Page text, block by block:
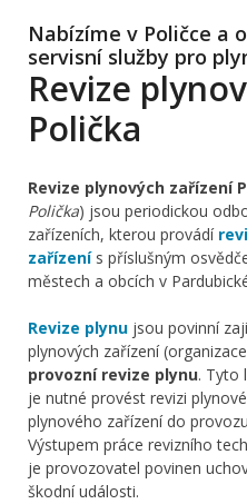
Nabízíme v Poličce a
servisní služby pro
Revize
Polička
Revize plynových zařízení
Polička) jsou periodickou
zařízeních, kterou provádí
zařízenís příslušným
městech a obcích v
Revize plynu jsou povinní
plynových zařízení
provozní revize plynu. Tyto
je nutné provést revizi
plynového zařízení do
Výstupem práce revizního
je provozovatel povinen
škodní události.